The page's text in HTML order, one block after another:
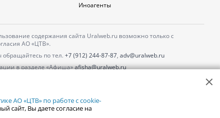
Иноагенты
содержания сайта Uralweb.ru возможно только с
АО «ЦТВ».
по тел. +7 (912) 244-87-87, adv@uralweb.ru
в разделе «Афиша»afisha@uralweb.ru
АО «ЦТВ» по работе с cookie-
сайт, Вы даете согласие на